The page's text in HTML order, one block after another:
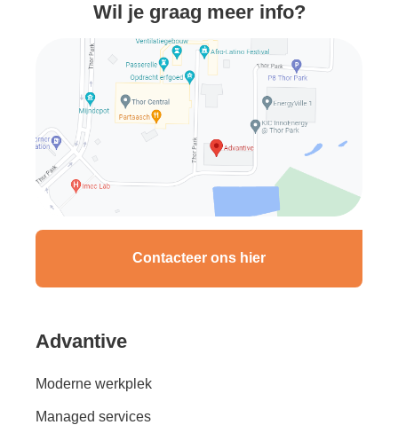
Wil je graag meer info?
Contacteer ons hier
Advantive
Moderne werkplek
Managed services